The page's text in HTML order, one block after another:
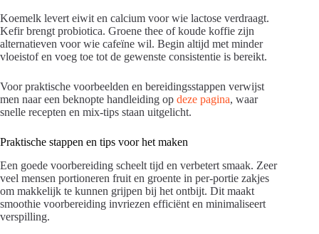
Koemelk levert eiwit en calcium voor wie lactose verdraagt.
Kefir brengt probiotica. Groene thee of koude koffie zijn
alternatieven voor wie cafeïne wil. Begin altijd met minder
vloeistof en voeg toe tot de gewenste consistentie is bereikt.
Voor praktische voorbeelden en bereidingsstappen verwijst
men naar een beknopte handleiding op deze pagina, waar
snelle recepten en mix-tips staan uitgelicht.
Praktische stappen en tips voor het maken
Een goede voorbereiding scheelt tijd en verbetert smaak. Zeer
veel mensen portioneren fruit en groente in per-portie zakjes
om makkelijk te kunnen grijpen bij het ontbijt. Dit maakt
smoothie voorbereiding invriezen efficiënt en minimaliseert
verspilling.